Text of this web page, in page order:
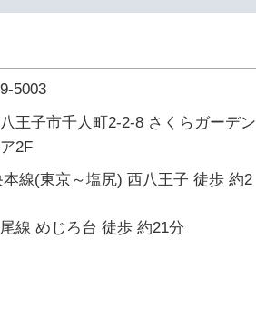
5003
王子市千人町2-2-8 さくらガーデン
2F
線(東京～塩尻) 西八王子 徒歩 約2
線 めじろ台 徒歩 約21分